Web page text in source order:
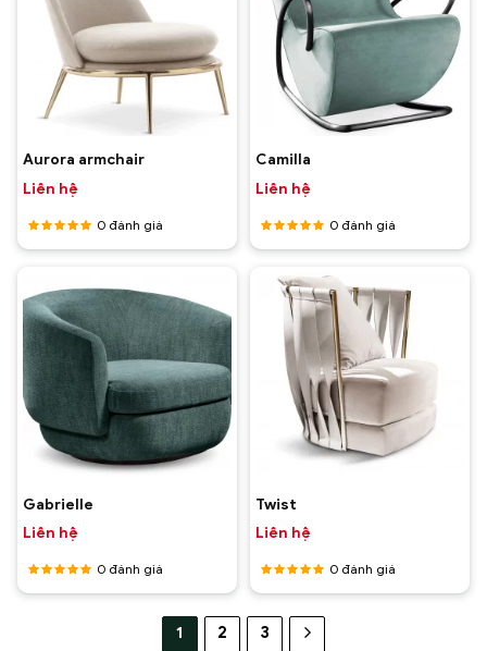
Aurora armchair
Liên hệ
Được
5 sao
0 đánh giá
Camilla
Liên hệ
Được
5 sao
0 đánh giá
Gabrielle
Liên hệ
Được
0 đánh giá
Twist
Liên hệ
Được
xếp hạng
5 5 sao
0 đánh giá
1 2 3